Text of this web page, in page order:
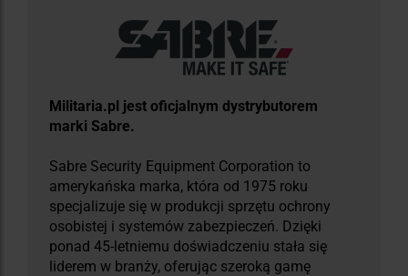
​Militaria.pl jest oficjalnym dystrybutorem
marki Sabre.
Sabre Security Equipment Corporation to
amerykańska marka, która od 1975 roku
specjalizuje się w produkcji sprzętu ochrony
osobistej i systemów zabezpieczeń. Dzięki
ponad 45-letniemu doświadczeniu stała się
liderem w branży, oferując szeroką gamę